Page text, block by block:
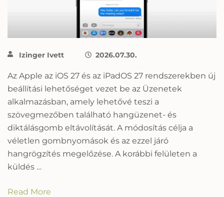
Izinger Ivett 2026.07.30.
Az Apple az iOS 27 és az iPadOS 27 rendszerekben új
beállítási lehetőséget vezet be az Üzenetek
alkalmazásban, amely lehetővé teszi a
szövegmezőben található hangüzenet- és
diktálásgomb eltávolítását. A módosítás célja a
véletlen gombnyomások és az ezzel járó
hangrögzítés megelőzése. A korábbi felületen a
küldés …
Read More